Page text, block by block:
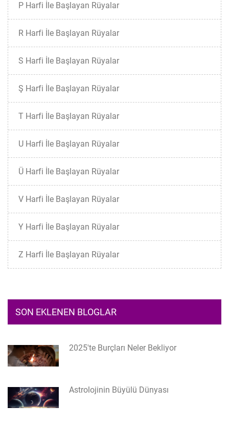
P Harfi İle Başlayan Rüyalar
R Harfi İle Başlayan Rüyalar
S Harfi İle Başlayan Rüyalar
Ş Harfi İle Başlayan Rüyalar
T Harfi İle Başlayan Rüyalar
U Harfi İle Başlayan Rüyalar
Ü Harfi İle Başlayan Rüyalar
V Harfi İle Başlayan Rüyalar
Y Harfi İle Başlayan Rüyalar
Z Harfi İle Başlayan Rüyalar
SON EKLENEN BLOGLAR
2025'te Burçları Neler Bekliyor
Astrolojinin Büyülü Dünyası